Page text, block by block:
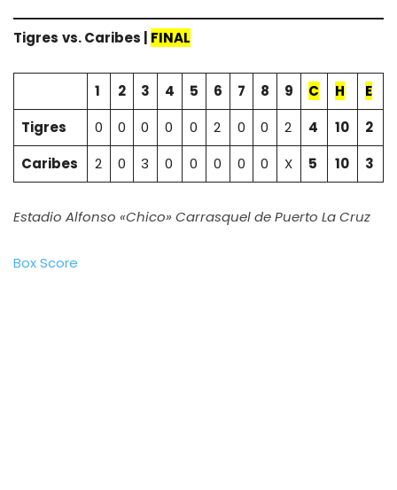
Tigres vs. Caribes | FINAL
1 2 3 4 5 6 7 8 9 C H
E
Tigres
0 0 0 0 0 2 0 0 2 4 10
2
Caribes
2 0 3 0 0 0 0 0 X 5 10 3
Estadio Alfonso «Chico» Carrasquel de Puerto La Cruz
Box Score